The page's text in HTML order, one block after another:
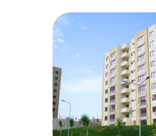
Seguro obrigatório de
síndico precisa saber
das